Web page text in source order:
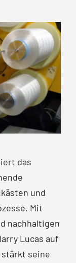
das
und
Mit
nachhaltigen
Lucas auf
stärkt seine